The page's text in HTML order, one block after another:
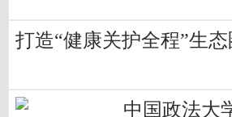
打造“健康关护全程”生
中国政法大